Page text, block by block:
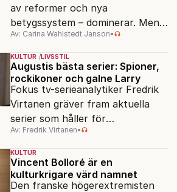
av reformer och nya
betygssystem – dominerar. Men
vem äger berättelsen om skolan?
Av: Carina Wahlstedt Janson•
KULTUR LIVSSTIL
Augustis bästa serier: Spioner,
rockikoner och galne Larry
Fokus tv-serieanalytiker Fredrik
Virtanen gräver fram aktuella
serier som håller för
augustisoffan – när
sensommarmörkret smyger sig
på och tv-utbudet blir din bästa
vän.
Av: Fredrik Virtanen•
KULTUR
Vincent Bolloré är en
kulturkrigare värd namnet
Den franske högerextremisten